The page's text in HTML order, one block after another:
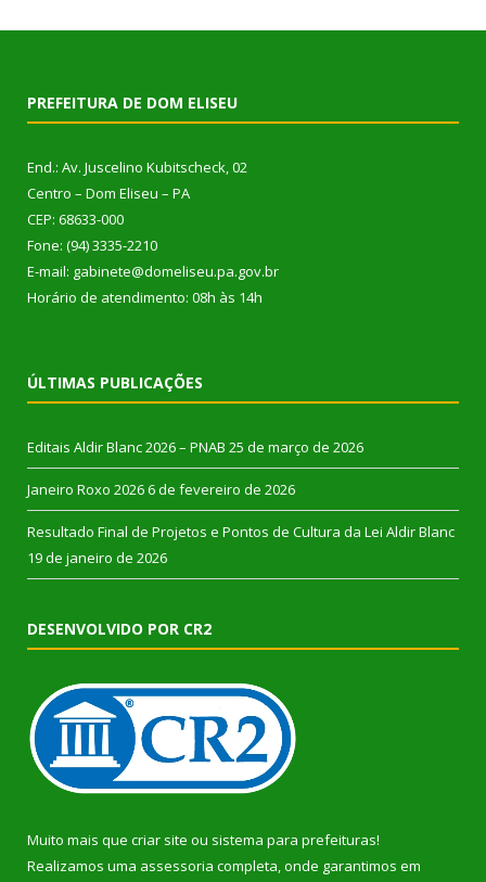
PREFEITURA DE DOM ELISEU
End.: Av. Juscelino Kubitscheck, 02
Centro – Dom Eliseu – PA
CEP: 68633-000
Fone: (94) 3335-2210
E-mail: gabinete@domeliseu.pa.gov.br
Horário de atendimento: 08h às 14h
ÚLTIMAS PUBLICAÇÕES
Editais Aldir Blanc 2026 – PNAB 25 de março de 2026
Janeiro Roxo 2026 6 de fevereiro de 2026
Resultado Final de Projetos e Pontos de Cultura da Lei Aldir Blanc
19 de janeiro de 2026
DESENVOLVIDO POR CR2
Muito mais que criar site ou sistema para prefeituras!
Realizamos uma assessoria completa, onde garantimos em